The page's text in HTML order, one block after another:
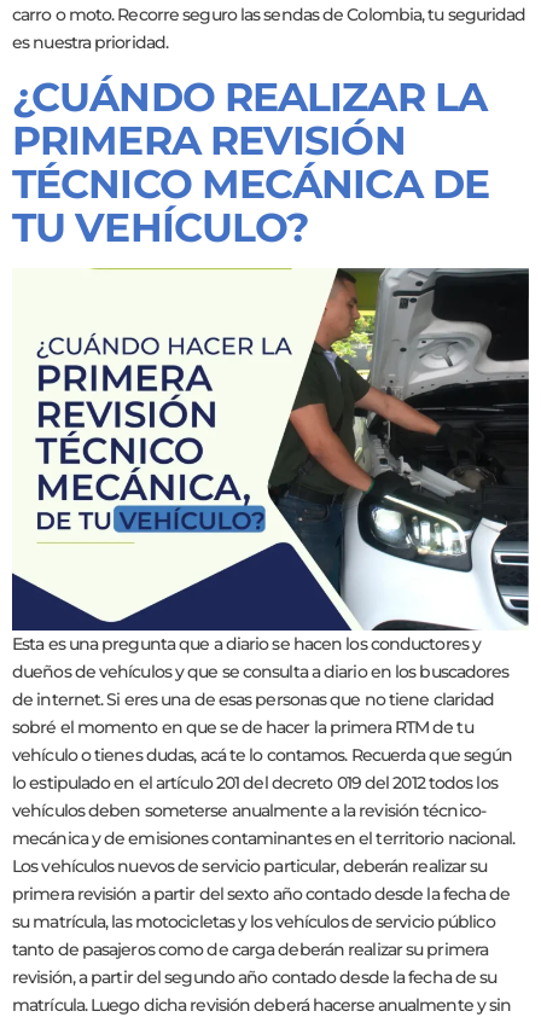
carro o moto. Recorre seguro las sendas de Colombia, tu seguridad
es nuestra prioridad.
¿CUÁNDO REALIZAR LA
PRIMERA REVISIÓN
TÉCNICO MECÁNICA DE
TU VEHÍCULO?
Esta es una pregunta que a diario se hacen los conductores y
dueños de vehículos y que se consulta a diario en los buscadores
de internet. Si eres una de esas personas que no tiene claridad
sobré el momento en que se de hacer la primera RTM de tu
vehículo o tienes dudas, acá te lo contamos. Recuerda que según
lo estipulado en el artículo 201 del decreto 019 del 2012 todos los
vehículos deben someterse anualmente a la revisión técnico-
mecánica y de emisiones contaminantes en el territorio nacional.
Los vehículos nuevos de servicio particular, deberán realizar su
primera revisión a partir del sexto año contado desde la fecha de
su matrícula, las motocicletas y los vehículos de servicio público
tanto de pasajeros como de carga deberán realizar su primera
revisión, a partir del segundo año contado desde la fecha de su
matrícula. Luego dicha revisión deberá hacerse anualmente y sin